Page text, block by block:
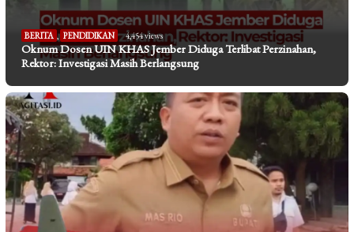
BERITA , PENDIDIKAN 4,454 views
Oknum Dosen UIN KHAS Jember Diduga Terlibat Perzinahan,
Rektor: Investigasi Masih Berlangsung